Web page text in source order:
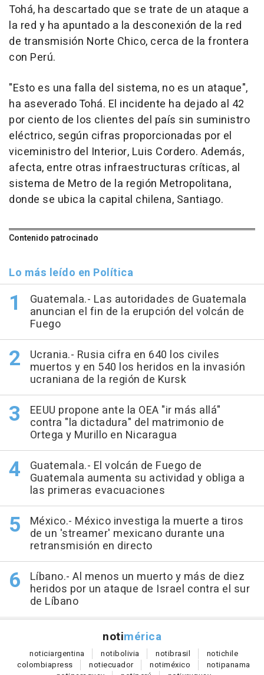
Tohá, ha descartado que se trate de un ataque a
la red y ha apuntado a la desconexión de la red
de transmisión Norte Chico, cerca de la frontera
con Perú.
"Esto es una falla del sistema, no es un ataque",
ha aseverado Tohá. El incidente ha dejado al 42
por ciento de los clientes del país sin suministro
eléctrico, según cifras proporcionadas por el
viceministro del Interior, Luis Cordero. Además,
afecta, entre otras infraestructuras críticas, al
sistema de Metro de la región Metropolitana,
donde se ubica la capital chilena, Santiago.
Contenido patrocinado
Lo más leído en Política
Guatemala.- Las autoridades de Guatemala
anuncian el fin de la erupción del volcán de
Fuego
Ucrania.- Rusia cifra en 640 los civiles
muertos y en 540 los heridos en la invasión
ucraniana de la región de Kursk
EEUU propone ante la OEA "ir más allá"
contra "la dictadura" del matrimonio de
Ortega y Murillo en Nicaragua
Guatemala.- El volcán de Fuego de
Guatemala aumenta su actividad y obliga a
las primeras evacuaciones
México.- México investiga la muerte a tiros
de un 'streamer' mexicano durante una
retransmisión en directo
Líbano.- Al menos un muerto y más de diez
heridos por un ataque de Israel contra el sur
de Líbano
notimérica
noticiargentina notibolivia notibrasil notichile
colombiapress notiecuador notiméxico notipanama